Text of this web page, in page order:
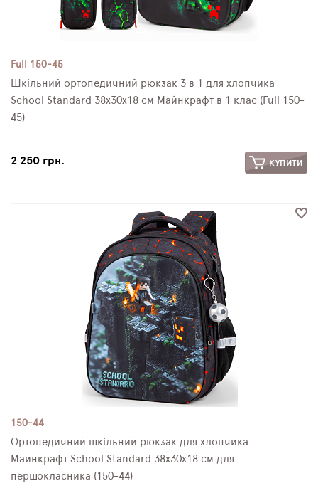
Full 150-45
Шкільний ортопедичний рюкзак 3 в 1 для хлопчика
School Standard 38х30х18 см Майнкрафт в 1 клас (Full 150-
45)
2 250 грн. КУПИТИ
150-44
Ортопедичний шкільний рюкзак для хлопчика
Майнкрафт School Standard 38х30х18 см для
першокласника (150-44)